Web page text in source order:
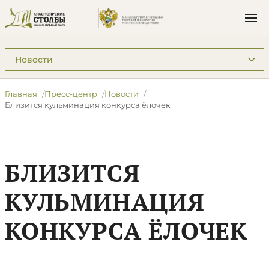
Подразделы: Пресс-центр
Главная Пресс-центр
Новости
Близится кульминация конкурса ёлочек
БЛИЗИТСЯ
КУЛЬМИНАЦИЯ
КОНКУРСА ЁЛОЧЕК